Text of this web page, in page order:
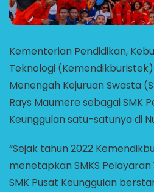
Kementerian Pendidikan,
Teknologi
Menengah Kejuruan Swasta
Rays Maumere sebagai SMK
Keunggulan satu-satunya di
“Sejak tahun 2022
menetapkan SMKS
SMK Pusat Keunggulan